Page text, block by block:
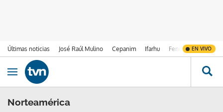
Últimas noticias José Raúl Mulino Cepanim Ifarhu Fenómeno de El
EN VIVO
Ir al contenido
Obrir navegació
Norteamérica